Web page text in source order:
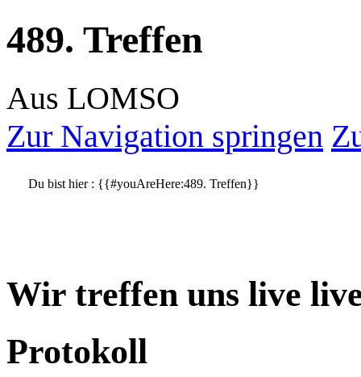
489. Treffen
Aus LOMSO
Zur Navigation springen
Du bist hier : {{#youAreHere:489. Treffen}}
Wir treffen uns live
Protokoll